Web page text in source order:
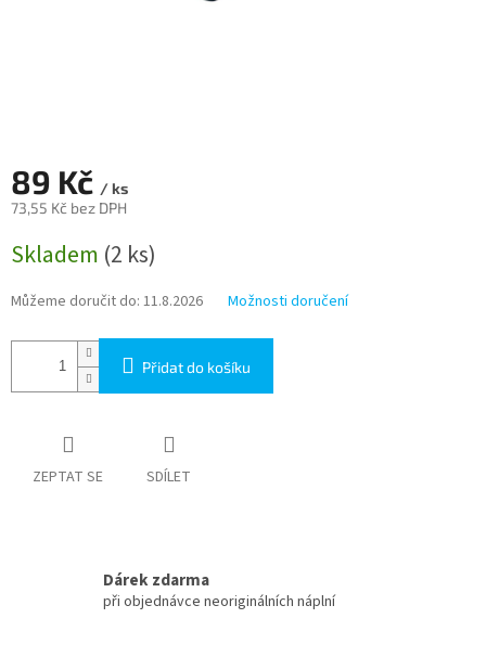
89 Kč / ks
73,55 Kč bez DPH
cena:
Skladem (2 ks)
Můžeme doručit do: 11.8.2026 Možnosti doručení
Přidat do košíku
ZEPTAT SE SDÍLET
Dárek zdarma
při objednávce neoriginálních náplní